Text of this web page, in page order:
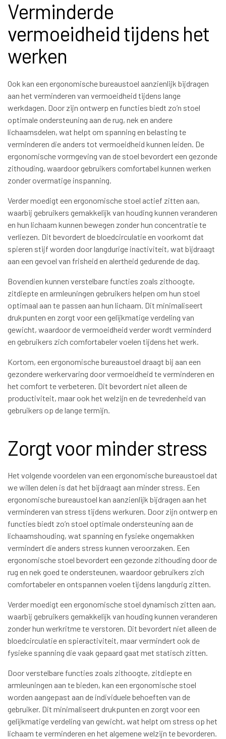
Verminderde
vermoeidheid tijdens het
werken
Ook kan een ergonomische bureaustoel aanzienlijk bijdragen
aan het verminderen van vermoeidheid tijdens lange
werkdagen. Door zijn ontwerp en functies biedt zo’n stoel
optimale ondersteuning aan de rug, nek en andere
lichaamsdelen, wat helpt om spanning en belasting te
verminderen die anders tot vermoeidheid kunnen leiden. De
ergonomische vormgeving van de stoel bevordert een gezonde
zithouding, waardoor gebruikers comfortabel kunnen werken
zonder overmatige inspanning.
Verder moedigt een ergonomische stoel actief zitten aan,
waarbij gebruikers gemakkelijk van houding kunnen veranderen
en hun lichaam kunnen bewegen zonder hun concentratie te
verliezen. Dit bevordert de bloedcirculatie en voorkomt dat
spieren stijf worden door langdurige inactiviteit, wat bijdraagt
aan een gevoel van frisheid en alertheid gedurende de dag.
Bovendien kunnen verstelbare functies zoals zithoogte,
zitdiepte en armleuningen gebruikers helpen om hun stoel
optimaal aan te passen aan hun lichaam. Dit minimaliseert
drukpunten en zorgt voor een gelijkmatige verdeling van
gewicht, waardoor de vermoeidheid verder wordt verminderd
en gebruikers zich comfortabeler voelen tijdens het werk.
Kortom, een ergonomische bureaustoel draagt bij aan een
gezondere werkervaring door vermoeidheid te verminderen en
het comfort te verbeteren. Dit bevordert niet alleen de
productiviteit, maar ook het welzijn en de tevredenheid van
gebruikers op de lange termijn.
Zorgt voor minder stress
Het volgende voordelen van een ergonomische bureaustoel dat
we willen delen is dat het bijdraagt aan minder stress. Een
ergonomische bureaustoel kan aanzienlijk bijdragen aan het
verminderen van stress tijdens werkuren. Door zijn ontwerp en
functies biedt zo’n stoel optimale ondersteuning aan de
lichaamshouding, wat spanning en fysieke ongemakken
vermindert die anders stress kunnen veroorzaken. Een
ergonomische stoel bevordert een gezonde zithouding door de
rug en nek goed te ondersteunen, waardoor gebruikers zich
comfortabeler en ontspannen voelen tijdens langdurig zitten.
Verder moedigt een ergonomische stoel dynamisch zitten aan,
waarbij gebruikers gemakkelijk van houding kunnen veranderen
zonder hun werkritme te verstoren. Dit bevordert niet alleen de
bloedcirculatie en spieractiviteit, maar vermindert ook de
fysieke spanning die vaak gepaard gaat met statisch zitten.
Door verstelbare functies zoals zithoogte, zitdiepte en
armleuningen aan te bieden, kan een ergonomische stoel
worden aangepast aan de individuele behoeften van de
gebruiker. Dit minimaliseert drukpunten en zorgt voor een
gelijkmatige verdeling van gewicht, wat helpt om stress op het
lichaam te verminderen en het algemene welzijn te bevorderen.